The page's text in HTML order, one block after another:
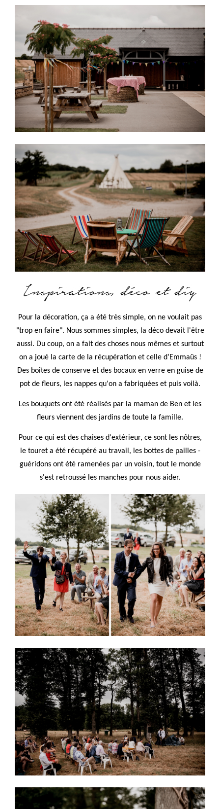
Pour la décoration, ça a été très simple, on ne voulait pas
"trop en faire". Nous sommes simples, la déco devait l'être
aussi. Du coup, on a fait des choses nous mêmes et surtout
on a joué la carte de la récupération et celle d’Emmaüs !
Des boîtes de conserve et des bocaux en verre en guise de
pot de fleurs, les nappes qu'on a fabriquées et puis voilà.
Les bouquets ont été réalisés par la maman de Ben et les
fleurs viennent des jardins de toute la famille.
Pour ce qui est des chaises d'extérieur, ce sont les nôtres,
le touret a été récupéré au travail, les bottes de pailles -
guéridons ont été ramenées par un voisin, tout le monde
s'est retroussé les manches pour nous aider.